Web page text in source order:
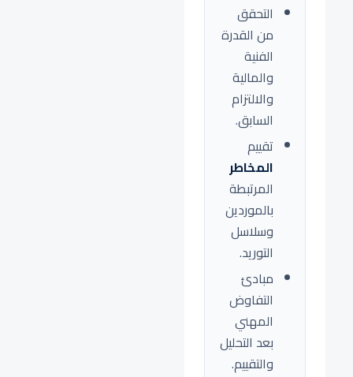
التحقق
من القدرة
الفنية
والمالية
والالتزام
السابق.
تقييم
المخاطر
المرتبطة
بالموردين
وسلاسل
التوريد.
مبادئ
التفاوض
المهني
بعد التحليل
والتقييم.